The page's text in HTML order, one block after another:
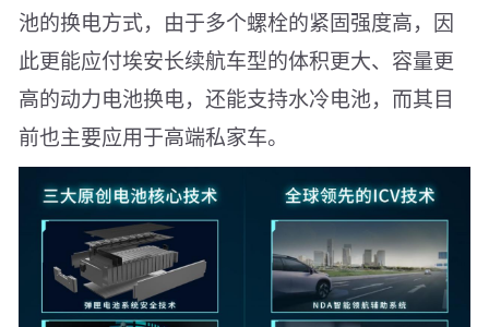
池的换电方式，由于多个螺栓的紧固强度高，因
此更能应付埃安长续航车型的体积更大、容量更
高的动力电池换电，还能支持水冷电池，而其目
前也主要应用于高端私家车。